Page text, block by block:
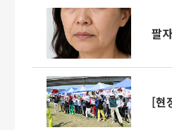
팔
[현